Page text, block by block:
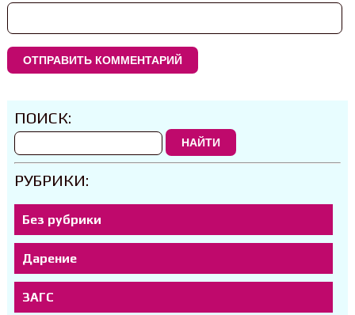
ПОИСК:
НАЙТИ
РУБРИКИ:
Без рубрики
Дарение
ЗАГС